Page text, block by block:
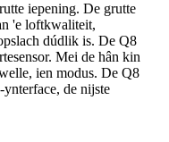
iepening. De grutte
'e loftkwaliteit,
dúdlik is. De Q8
Mei de hân kin
ien modus. De Q8
de nijste